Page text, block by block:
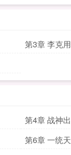
第3章 李克
第4章 战神
第6章 一统